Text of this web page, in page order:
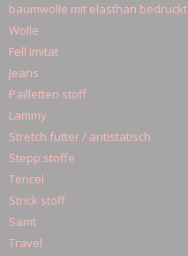
baumwolle mit elasthan bedruckt
Wolle
Fell imitat
Jeans
Pailletten stoff
Lammy
Stretch futter / antistatisch
Stepp stoffe
Tencel
Strick stoff
Samt
Travel